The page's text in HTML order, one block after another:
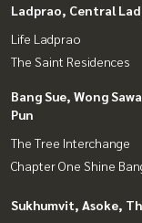
Ladprao, Central
Life Ladprao
The Saint Residences
Bang Sue, Wong
Pun
The Tree Interchange
Chapter One Shine
Sukhumvit, Asoke,